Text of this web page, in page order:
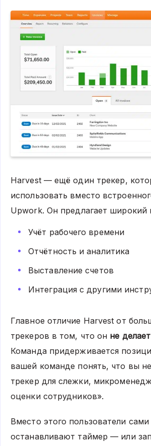
Harvest — ещё один трекер,
использовать вместо
Upwork. Он предлагает широкий
Учёт рабочего времени
Отчётность и аналитика
Выставление счетов
Интеграция с другими
Главное отличие Harvest от
трекеров в том, что он не
Команда придерживается
вашей команде понять, что вы
трекер для слежки,
оценки сотрудников».
Вместо этого пользователи
останавливают таймер — или